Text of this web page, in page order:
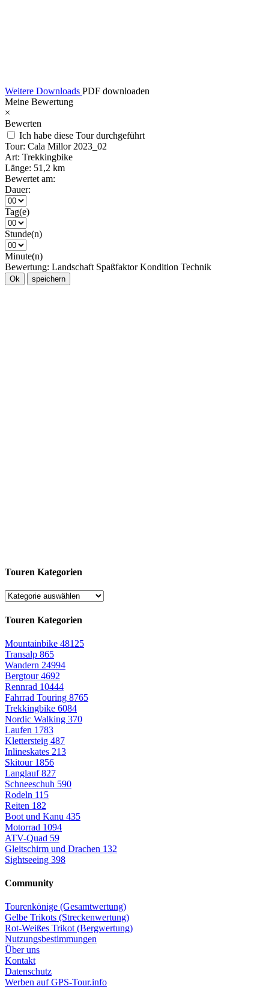
Weitere Downloads PDF downloaden
Meine Bewertung
×
Bewerten
Ich habe diese Tour durchgeführt
Tour: Cala Millor 2023_02
Art: Trekkingbike
Länge: 51,2 km
Bewertet am:
Dauer:
Tag(e)
Stunde(n)
Minute(n)
Bewertung: Landschaft Spaßfaktor Kondition Technik
Ok speichern
Touren Kategorien
Touren Kategorien
Mountainbike 48125
Transalp 865
Wandern 24994
Bergtour4692
Rennrad 10444
Fahrrad Touring 8765
Trekkingbike 6084
Nordic Walking 370
Laufen 1783
Klettersteig 487
Inlineskates 213
Skitour 1856
Langlauf827
Schneeschuh 590
Rodeln 115
Reiten 182
Boot und Kanu 435
Motorrad 1094
ATV-Quad 59
Gleitschirm und Drachen 132
Sightseeing 398
Community
Tourenkönige (Gesamtwertung)
Gelbe Trikots (Streckenwertung)
Rot-Weißes Trikot (Bergwertung)
Nutzungsbestimmungen
Über uns
Kontakt
Datenschutz
Werben auf GPS-Tour.info